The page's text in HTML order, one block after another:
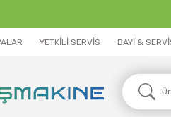
YETKİLİ SERVİS BAYİ &